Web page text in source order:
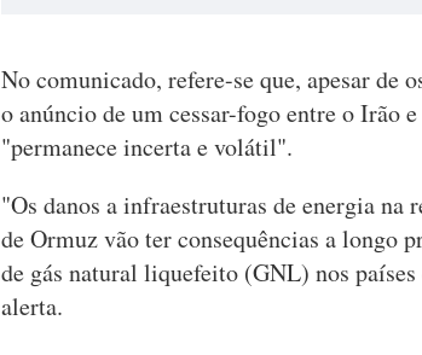
No comunicado, refere-se que, apesar de
o anúncio de um cessar-fogo entre o Irão
"permanece incerta e volátil".
"Os danos a infraestruturas de energia na
de Ormuz vão ter consequências a longo
de gás natural liquefeito (GNL) nos
alerta.